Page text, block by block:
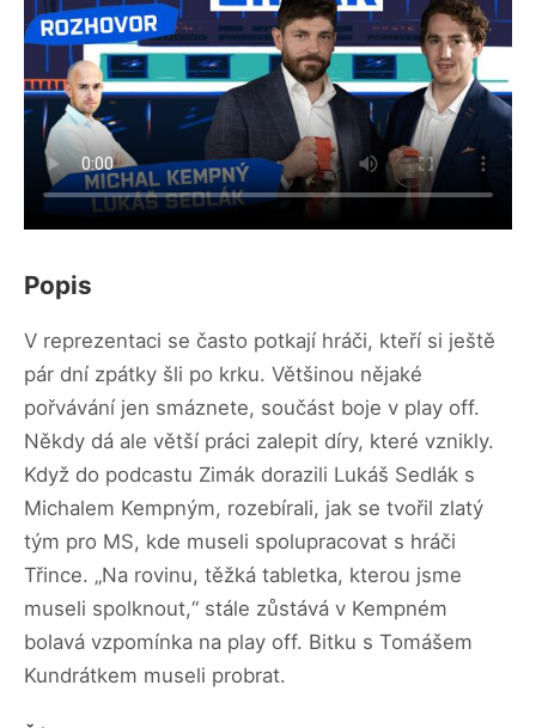
Popis
V reprezentaci se často potkají hráči, kteří si ještě
pár dní zpátky šli po krku. Většinou nějaké
pořvávání jen smáznete, součást boje v play off.
Někdy dá ale větší práci zalepit díry, které vznikly.
Když do podcastu Zimák dorazili Lukáš Sedlák s
Michalem Kempným, rozebírali, jak se tvořil zlatý
tým pro MS, kde museli spolupracovat s hráči
Třince. „Na rovinu, těžká tabletka, kterou jsme
museli spolknout,“ stále zůstává v Kempném
bolavá vzpomínka na play off. Bitku s Tomášem
Kundrátkem museli probrat.